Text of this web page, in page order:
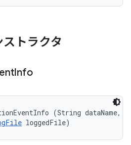
トラクタ
Info
(String dataName,
loggedFile)